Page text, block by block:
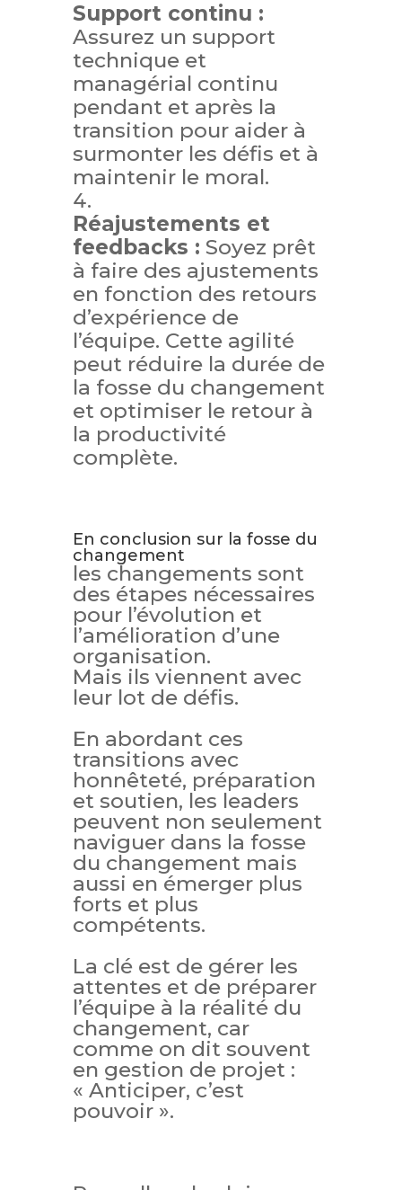
Support continu :
Assurez un support
technique et
managérial continu
pendant et après la
transition pour aider à
surmonter les défis et à
maintenir le moral.
Réajustements et
feedbacks : Soyez prêt
à faire des ajustements
en fonction des retours
d’expérience de
l’équipe. Cette agilité
peut réduire la durée de
la fosse du changement
et optimiser le retour à
la productivité
complète.
En conclusion sur la fosse du
changement
les changements sont
des étapes nécessaires
pour l’évolution et
l’amélioration d’une
organisation.
Mais ils viennent avec
leur lot de défis.
En abordant ces
transitions avec
honnêteté, préparation
et soutien, les leaders
peuvent non seulement
naviguer dans la fosse
du changement mais
aussi en émerger plus
forts et plus
compétents.
La clé est de gérer les
attentes et de préparer
l’équipe à la réalité du
changement, car
comme on dit souvent
en gestion de projet :
« Anticiper, c’est
pouvoir ».